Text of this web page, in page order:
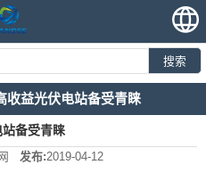
搜索
收益光伏电站备受青睐
站备受青睐
发布:2019-04-12